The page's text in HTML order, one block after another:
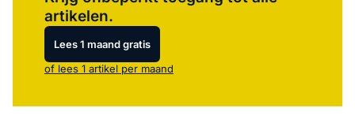
artikelen.
Lees 1 maand gratis
of lees 1 artikel per maand